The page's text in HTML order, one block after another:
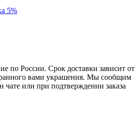
5%
по России. Срок доставки зависит от
вами украшения. Мы сообщим
чате или при подтверждении заказа